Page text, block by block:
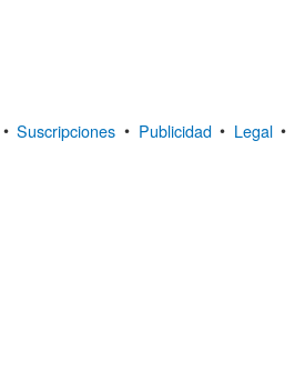
• Suscripciones • Publicidad • Legal •